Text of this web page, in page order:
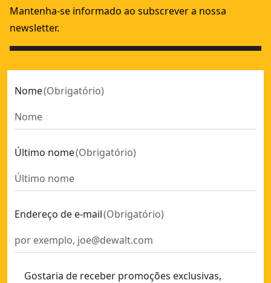
Mantenha-se informado ao subscrever a nossa
newsletter.
Nome(Obrigatório)
Último nome(Obrigatório)
Endereço de e-mail(Obrigatório)
Gostaria de receber promoções exclusivas,